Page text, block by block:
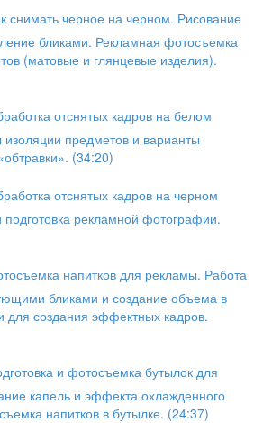
снимать черное на черном. Рисование
бликами. Рекламная фотосъемка
(матовые и глянцевые изделия).
отснятых кадров на белом
предметов и варианты
(34:20)
отснятых кадров на черном
рекламной фотографии.
напитков для рекламы. Работа
бликами и создание объема в
для создания эффектных кадров.
и фотосъемка бутылок для
капель и эффекта охлажденного
напитков в бутылке. (24:37)